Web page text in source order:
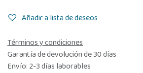
Añadir a lista de deseos
Términos y condiciones
Garantía de devolución de 30 días
Envío: 2-3 días laborables